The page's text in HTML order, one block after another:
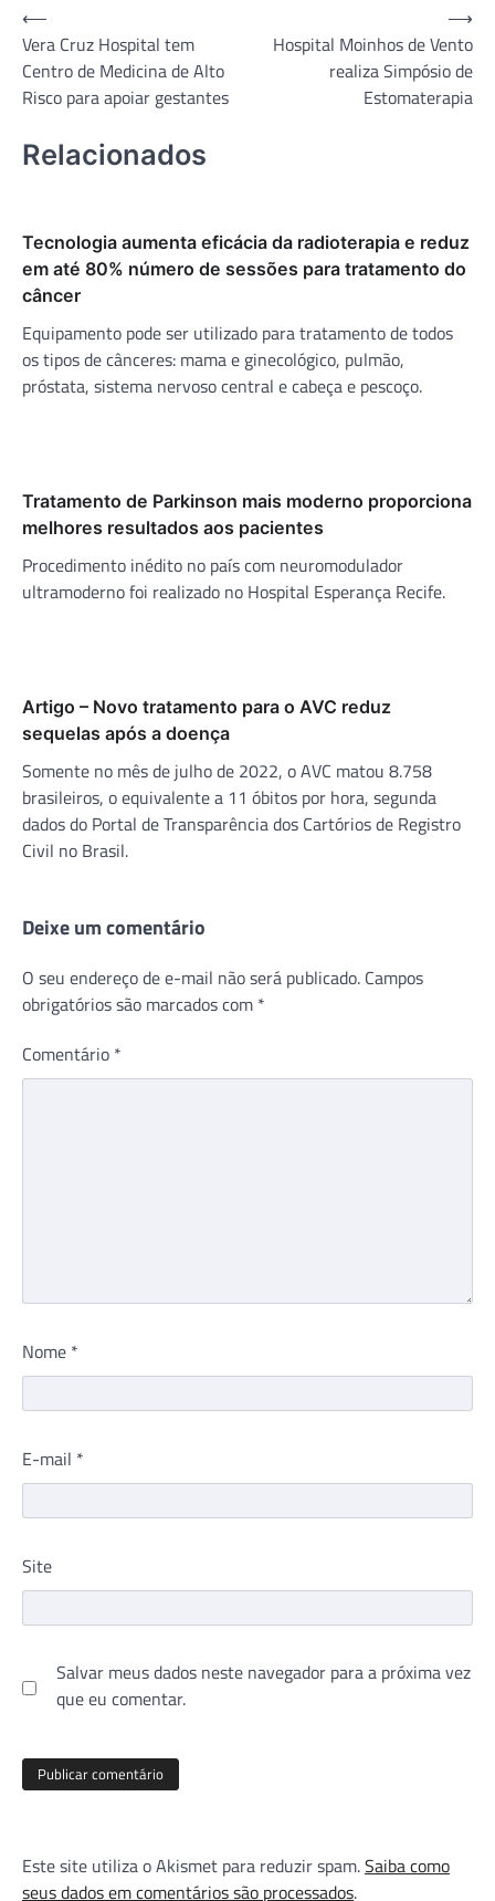
Navegação
de
Post
⟵
Vera Cruz Hospital tem
Centro de Medicina de Alto
Risco para apoiar gestantes
Hospital Moinhos de Vento
realiza Simpósio de
Estomaterapia
⟶
Relacionados
Tecnologia aumenta eficácia da radioterapia e reduz
em até 80% número de sessões para tratamento do
câncer
Equipamento pode ser utilizado para tratamento de todos
os tipos de cânceres: mama e ginecológico, pulmão,
próstata, sistema nervoso central e cabeça e pescoço.
Tratamento de Parkinson mais moderno proporciona
melhores resultados aos pacientes
Procedimento inédito no país com neuromodulador
ultramoderno foi realizado no Hospital Esperança Recife.
Artigo – Novo tratamento para o AVC reduz
sequelas após a doença
Somente no mês de julho de 2022, o AVC matou 8.758
brasileiros, o equivalente a 11 óbitos por hora, segunda
dados do Portal de Transparência dos Cartórios de Registro
Civil no Brasil.
Deixe um comentário
O seu endereço de e-mail não será publicado. Campos
obrigatórios são marcados com *
Comentário *
Nome *
E-mail *
Site
Salvar meus dados neste navegador para a próxima vez
que eu comentar.
Este site utiliza o Akismet para reduzir spam.Saiba como
seus dados em comentários são processados.